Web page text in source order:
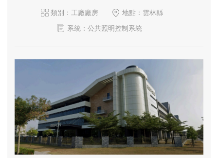
類別：工廠廠房
地點：雲林縣
系統：公共照明控制系統